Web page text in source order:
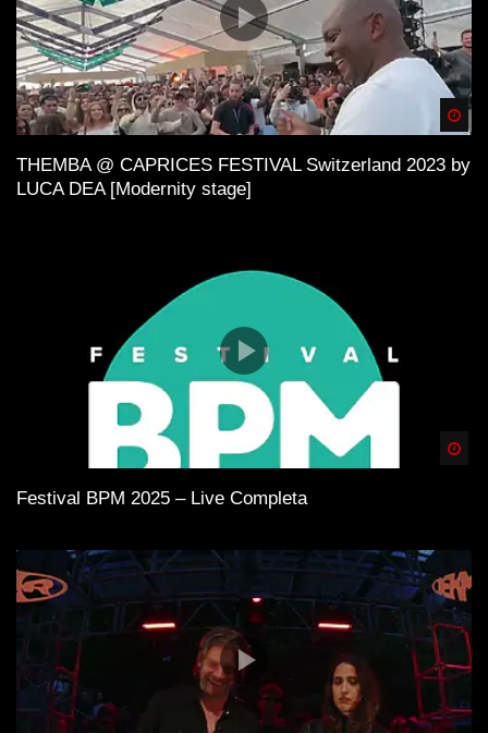
THEMBA @ CAPRICES FESTIVAL Switzerland 2023 by
LUCA DEA [Modernity stage]
Festival BPM 2025 – Live Completa